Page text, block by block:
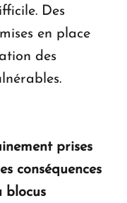
Des
en place
des
prises
conséquences
blocus